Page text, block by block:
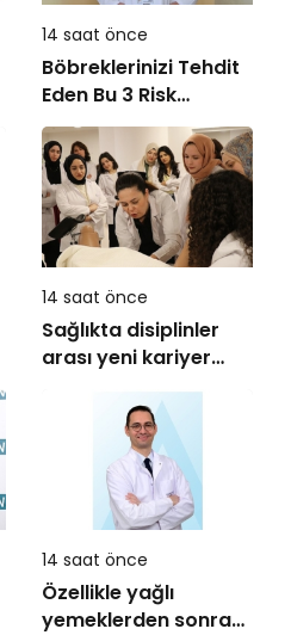
14 saat önce
Böbreklerinizi Tehdit
Eden Bu 3 Risk
Faktörüne Dikkat!
14 saat önce
Sağlıkta disiplinler
arası yeni kariyer
14 saat önce
Özellikle yağlı
yemeklerden sonra